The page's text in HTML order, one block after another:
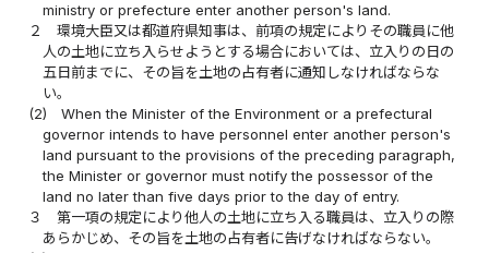
ministry or prefecture enter another person's land.
２
環境大臣又は都道府県知事は、前項の規定によりその職員に他
人の土地に立ち入らせようとする場合においては、立入りの日の
五日前までに、その旨を土地の占有者に通知しなければならな
い。
(2)
When the Minister of the Environment or a prefectural
governor intends to have personnel enter another person's
land pursuant to the provisions of the preceding paragraph,
the Minister or governor must notify the possessor of the
land no later than five days prior to the day of entry.
３
第一項の規定により他人の土地に立ち入る職員は、立入りの際
あらかじめ、その旨を土地の占有者に告げなければならない。